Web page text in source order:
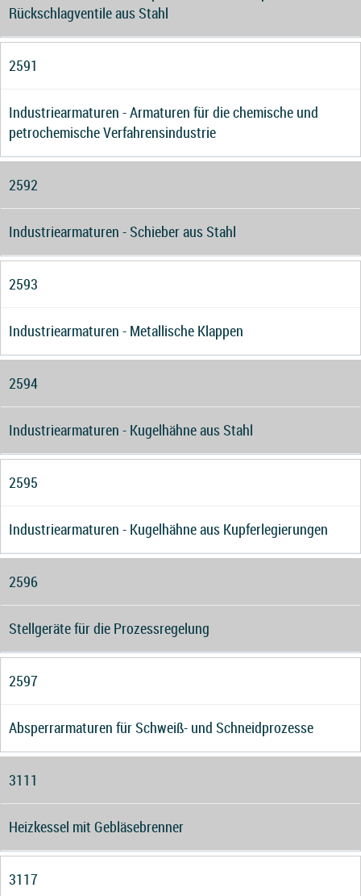
Rückschlagventile aus Stahl
2591
Industriearmaturen - Armaturen für die chemische und
petrochemische Verfahrensindustrie
2592
Industriearmaturen - Schieber aus Stahl
2593
Industriearmaturen - Metallische Klappen
2594
Industriearmaturen - Kugelhähne aus Stahl
2595
Industriearmaturen - Kugelhähne aus Kupferlegierungen
2596
Stellgeräte für die Prozessregelung
2597
Absperrarmaturen für Schweiß- und Schneidprozesse
3111
Heizkessel mit Gebläsebrenner
3117